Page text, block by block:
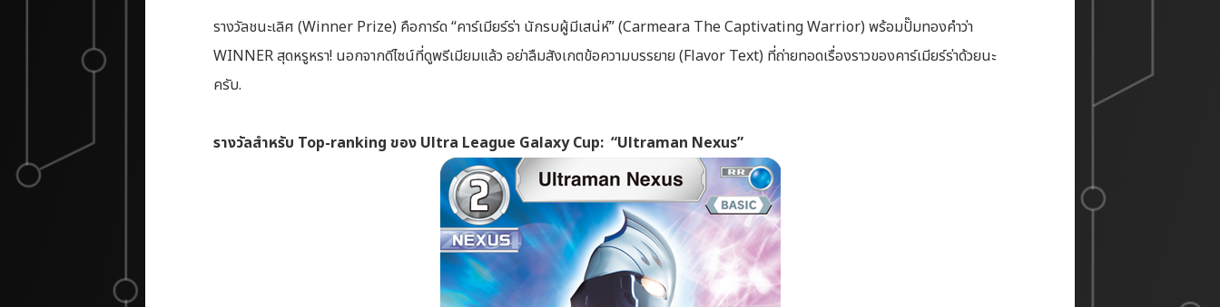
รางวัลชนะเลิศ (Winner Prize) คือการ์ด “คาร์เมียร์ร่า นักรบผู้มีเสน่ห์” (Carmeara The Captivating Warrior) พร้อมปั๊มทองคำว่า
WINNER สุดหรูหรา! นอกจากดีไซน์ที่ดูพรีเมียมแล้ว อย่าลืมสังเกตข้อความบรรยาย (Flavor Text) ที่ถ่ายทอดเรื่องราวของคาร์เมียร์ร่าด้วยนะ
ครับ.
รางวัลสำหรับ Top-ranking ของ Ultra League Galaxy Cup: “Ultraman Nexus”